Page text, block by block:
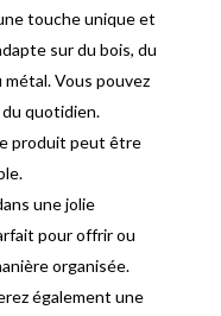
touche unique et
sur du bois, du
métal. Vous pouvez
quotidien.
produit peut être
une jolie
pour offrir ou
organisée.
également une